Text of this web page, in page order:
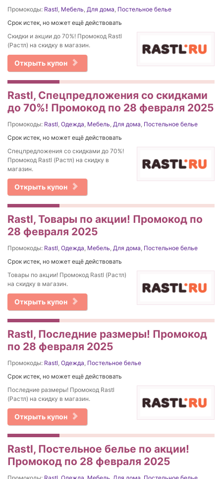
Промокоды: Rastl, Мебель, Для дома, Постельное белье
Срок истек, но может ещё действовать
Скидки и акции до 70%! Промокод Rastl
(Растл) на скидку в магазин.
Открыть купон
Rastl, Спецпредложения со скидками
до 70%! Промокод по 28 февраля 2025
Промокоды: Rastl, Одежда, Мебель, Для дома, Постельное белье
Срок истек, но может ещё действовать
Спецпредложения со скидками до 70%!
Промокод Rastl (Растл) на скидку в
магазин.
Открыть купон
Rastl, Товары по акции! Промокод по
28 февраля 2025
Промокоды: Rastl, Одежда, Мебель, Для дома, Постельное белье
Срок истек, но может ещё действовать
Товары по акции! Промокод Rastl (Растл)
на скидку в магазин.
Открыть купон
Rastl, Последние размеры! Промокод
по 28 февраля 2025
Промокоды: Rastl, Одежда, Постельное белье
Срок истек, но может ещё действовать
Последние размеры! Промокод Rastl
(Растл) на скидку в магазин.
Открыть купон
Rastl, Постельное белье по акции!
Промокод по 28 февраля 2025